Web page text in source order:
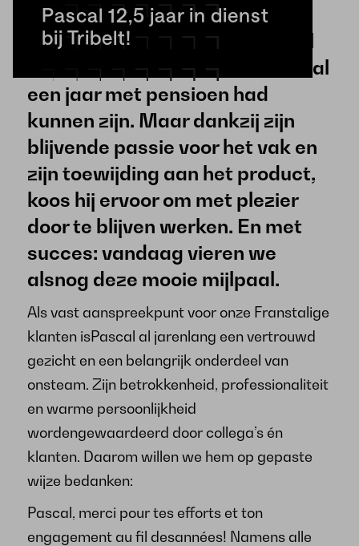
Pascal 12,5 jaar in dienst
bij Tribelt!
Wat dit jubileum extra speciaal
maakt, is dat Pascal inmiddels al
een jaar met pensioen had
kunnen zijn. Maar dankzij zijn
blijvende passie voor het vak en
zijn toewijding aan het product,
koos hij ervoor om met plezier
door te blijven werken. En met
succes: vandaag vieren we
alsnog deze mooie mijlpaal.
Als vast aanspreekpunt voor onze Franstalige
klanten isPascal al jarenlang een vertrouwd
gezicht en een belangrijk onderdeel van
onsteam. Zijn betrokkenheid, professionaliteit
en warme persoonlijkheid
wordengewaardeerd door collega’s én
klanten. Daarom willen we hem op gepaste
wijze bedanken:
Pascal, merci pour tes efforts et ton
engagement au fil desannées! Namens alle